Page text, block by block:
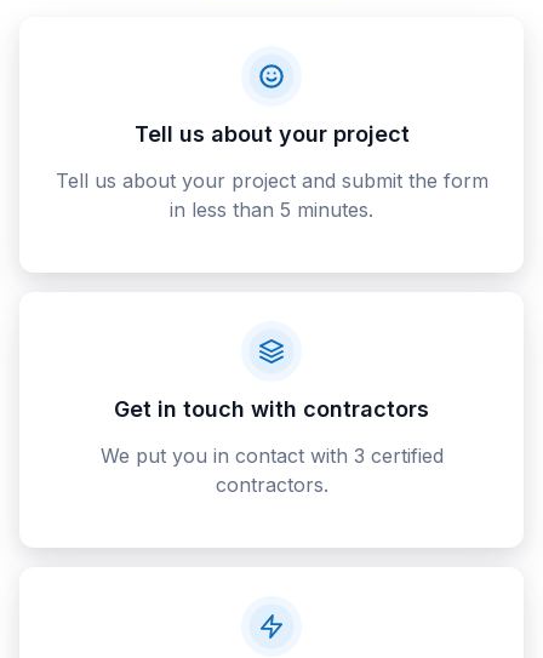
Tell us about your project
Tell us about your project and submit the form
in less than 5 minutes.
Get in touch with contractors
We put you in contact with 3 certified
contractors.